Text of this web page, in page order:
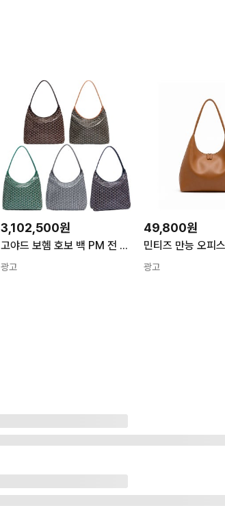
3,102,500원
고야드 보헴 호보 백 PM 전 색상
광고
49,800원
광고